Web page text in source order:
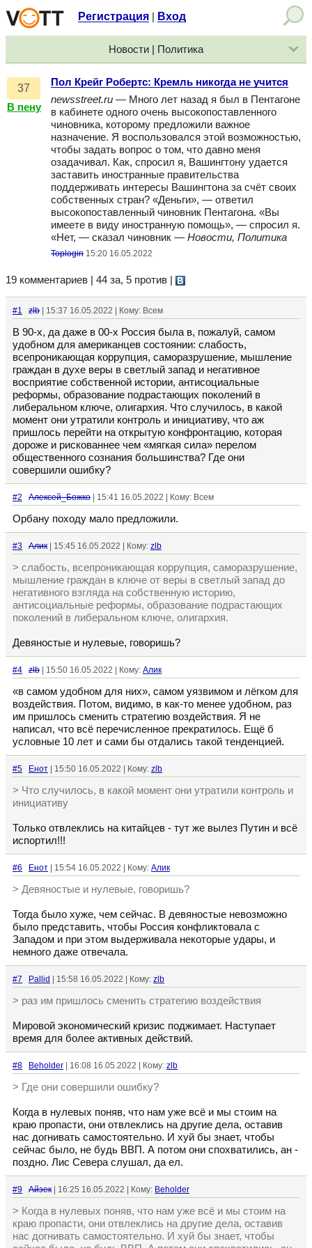
Регистрация Вход
Новости | Политика
37
В пену
Пол Крейг Робертс: Кремль никогда не учится
newsstreet.ru — Много лет назад я был в Пентагоне
в кабинете одного очень высокопоставленного
чиновника, которому предложили важное
назначение. Я воспользовался этой возможностью,
чтобы задать вопрос о том, что давно меня
озадачивал. Как, спросил я, Вашингтону удается
заставить иностранные правительства
поддерживать интересы Вашингтона за счёт своих
собственных стран? «Деньги», — ответил
высокопоставленный чиновник Пентагона. «Вы
имеете в виду иностранную помощь», — спросил я.
«Нет, — сказал чиновник — Новости, Политика
Toplogin 15:20 16.05.2022
19 комментариев | 44 за, 5 против
#1 zlb | 15:37 16.05.2022 | Кому: Всем
В 90-х, да даже в 00-х Россия была в, пожалуй, самом
удобном для американцев состоянии: слабость,
всепроникающая коррупция, саморазрушение, мышление
граждан в духе веры в светлый запад и негативное
восприятие собственной истории, антисоциальные
реформы, образование подрастающих поколений в
либеральном ключе, олигархия. Что случилось, в какой
момент они утратили контроль и инициативу, что аж
пришлось перейти на открытую конфронтацию, которая
дороже и рискованнее чем «мягкая сила» перелом
общественного сознания большинства? Где они
совершили ошибку?
#2 Алексей_Божко | 15:41 16.05.2022 | Кому: Всем
Орбану походу мало предложили.
#3 Алик | 15:45 16.05.2022 | Кому: zlb
> слабость, всепроникающая коррупция, саморазрушение,
мышление граждан в ключе от веры в светлый запад до
негативного взгляда на собственную историю,
антисоциальные реформы, образование подрастающих
поколений в либеральном ключе, олигархия.
Девяностые и нулевые, говоришь?
#4 zlb | 15:50 16.05.2022 | Кому: Алик
«в самом удобном для них», самом уязвимом и лёгком для
воздействия. Потом, видимо, в как-то менее удобном, раз
им пришлось сменить стратегию воздействия. Я не
написал, что всё перечисленное прекратилось. Ещё б
условные 10 лет и сами бы отдались такой тенденцией.
#5 Енот | 15:50 16.05.2022 | Кому: zlb
> Что случилось, в какой момент они утратили контроль и
инициативу
Только отвлеклись на китайцев - тут же вылез Путин и всё
испортил!!!
#6 Енот | 15:54 16.05.2022 | Кому: Алик
> Девяностые и нулевые, говоришь?
Тогда было хуже, чем сейчас. В девяностые невозможно
было представить, чтобы Россия конфликтовала с
Западом и при этом выдерживала некоторые удары, и
немного даже отвечала.
#7 Pallid | 15:58 16.05.2022 | Кому: zlb
> раз им пришлось сменить стратегию воздействия
Мировой экономический кризис поджимает. Наступает
время для более активных действий.
#8 Beholder | 16:08 16.05.2022 | Кому: zlb
> Где они совершили ошибку?
Когда в нулевых поняв, что нам уже всё и мы стоим на
краю пропасти, они отвлеклись на другие дела, оставив
нас догнивать самостоятельно. И хуй бы знает, чтобы
сейчас было, не будь ВВП. А потом они спохватились, ан -
поздно. Лис Севера слушал, да ел.
#9 Айзек | 16:25 16.05.2022 | Кому: Beholder
> Когда в нулевых поняв, что нам уже всё и мы стоим на
краю пропасти, они отвлеклись на другие дела, оставив
нас догнивать самостоятельно. И хуй бы знает, чтобы